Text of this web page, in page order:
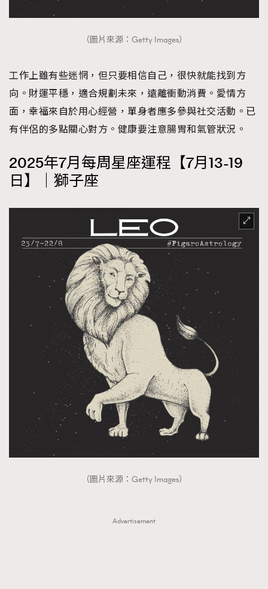
（圖片來源：Getty Images）
工作上雖有些迷惘，但只要相信自己，很快就能找到方
向。財運平穩，適合規劃未來，遠離衝動消費。愛情方
面，幸福來自於用心經營，單身者應多參與社交活動。已
有伴侶的多點關心對方。健康要注意腸胃和氣管狀況。
2025年7月每周星座運程【7月13-19
日】｜獅子座
（圖片來源：Getty Images）
Advertisement